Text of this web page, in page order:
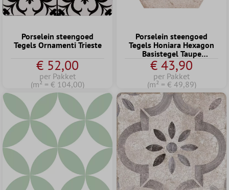
Porselein steengoed
Tegels Ornamenti Trieste
€ 52,00
per Pakket
(m² = € 104,00)
Porselein steengoed
Tegels Honiara Hexagon
Basistegel Taupe
22,5x25,9cm
€ 43,90
per Pakket
(m² = € 49,89)